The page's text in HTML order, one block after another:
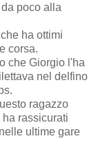
poco alla
ha ottimi
corsa.
che Giorgio l'ha
nel delfino
ragazzo
rassicurati
ultime gare